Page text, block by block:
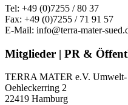
Tel: +49 (0)7255 / 80 37
Fax: +49 (0)7255 / 71 91 57
E-Mail: info@terra-mater-
Mitglieder | PR &
TERRA MATER e.V.
Oehleckerring 2
22419 Hamburg